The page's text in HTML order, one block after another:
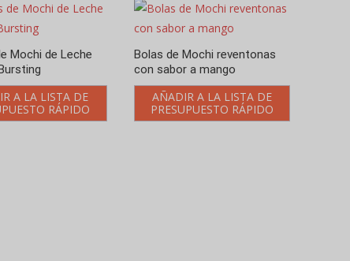
Mochi de Leche
A LA LISTA DE
RÁPIDO
Bolas de Mochi reventonas
con sabor a mango
AÑADIR A LA LISTA DE
PRESUPUESTO RÁPIDO